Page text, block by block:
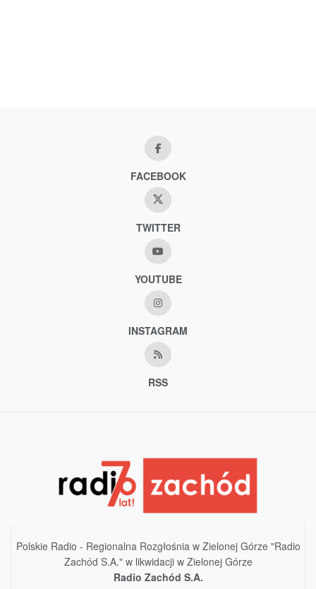
FACEBOOK
TWITTER
YOUTUBE
INSTAGRAM
RSS
Polskie Radio - Regionalna Rozgłośnia w Zielonej Górze "Radio
Zachód S.A." w likwidacji w Zielonej Górze
Radio Zachód S.A.